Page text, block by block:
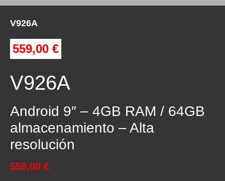
V926A
559,00 €
V926A
Android 9″ – 4GB RAM / 64GB
almacenamiento – Alta
resolución
559,00 €